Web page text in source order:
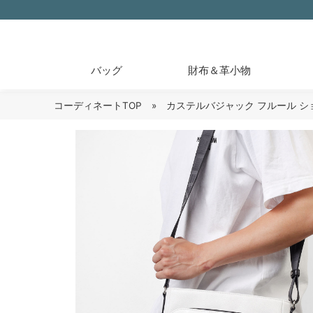
バッグ 財布＆革小物
コーディネートTOP » カステルバジャック フルール シ